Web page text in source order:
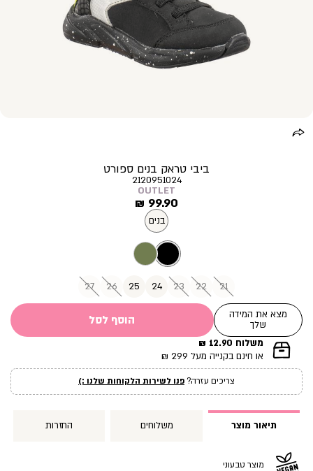
ביבי טראק בנים ספורט
2120951024
OUTLET
מחיר
מוצר
99.90 ₪
בנים
21
22
23
24
25
26
27
מצא את המידה
שלך
הוסף לסל
|
תומך
עמוד
מוצר
משלוח 12.90 ₪
או חינם בקנייה מעל 299 ₪
צריכים עזרה?פנו לשירות הלקוחות שלנו :)
תיאור מוצר משלוחים החזרות
מוצר טבעוני